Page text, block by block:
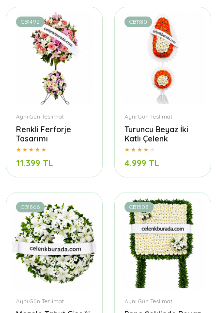
CB1492
Aynı Gün Teslimat
Renkli Ferforje
Tasarımı
11.399 TL
CB1180
Aynı Gün Teslimat
Turuncu Beyaz İki
Katlı Çelenk
4.999 TL
CB1866
Aynı Gün Teslimat
CB1508
Aynı Gün Teslimat